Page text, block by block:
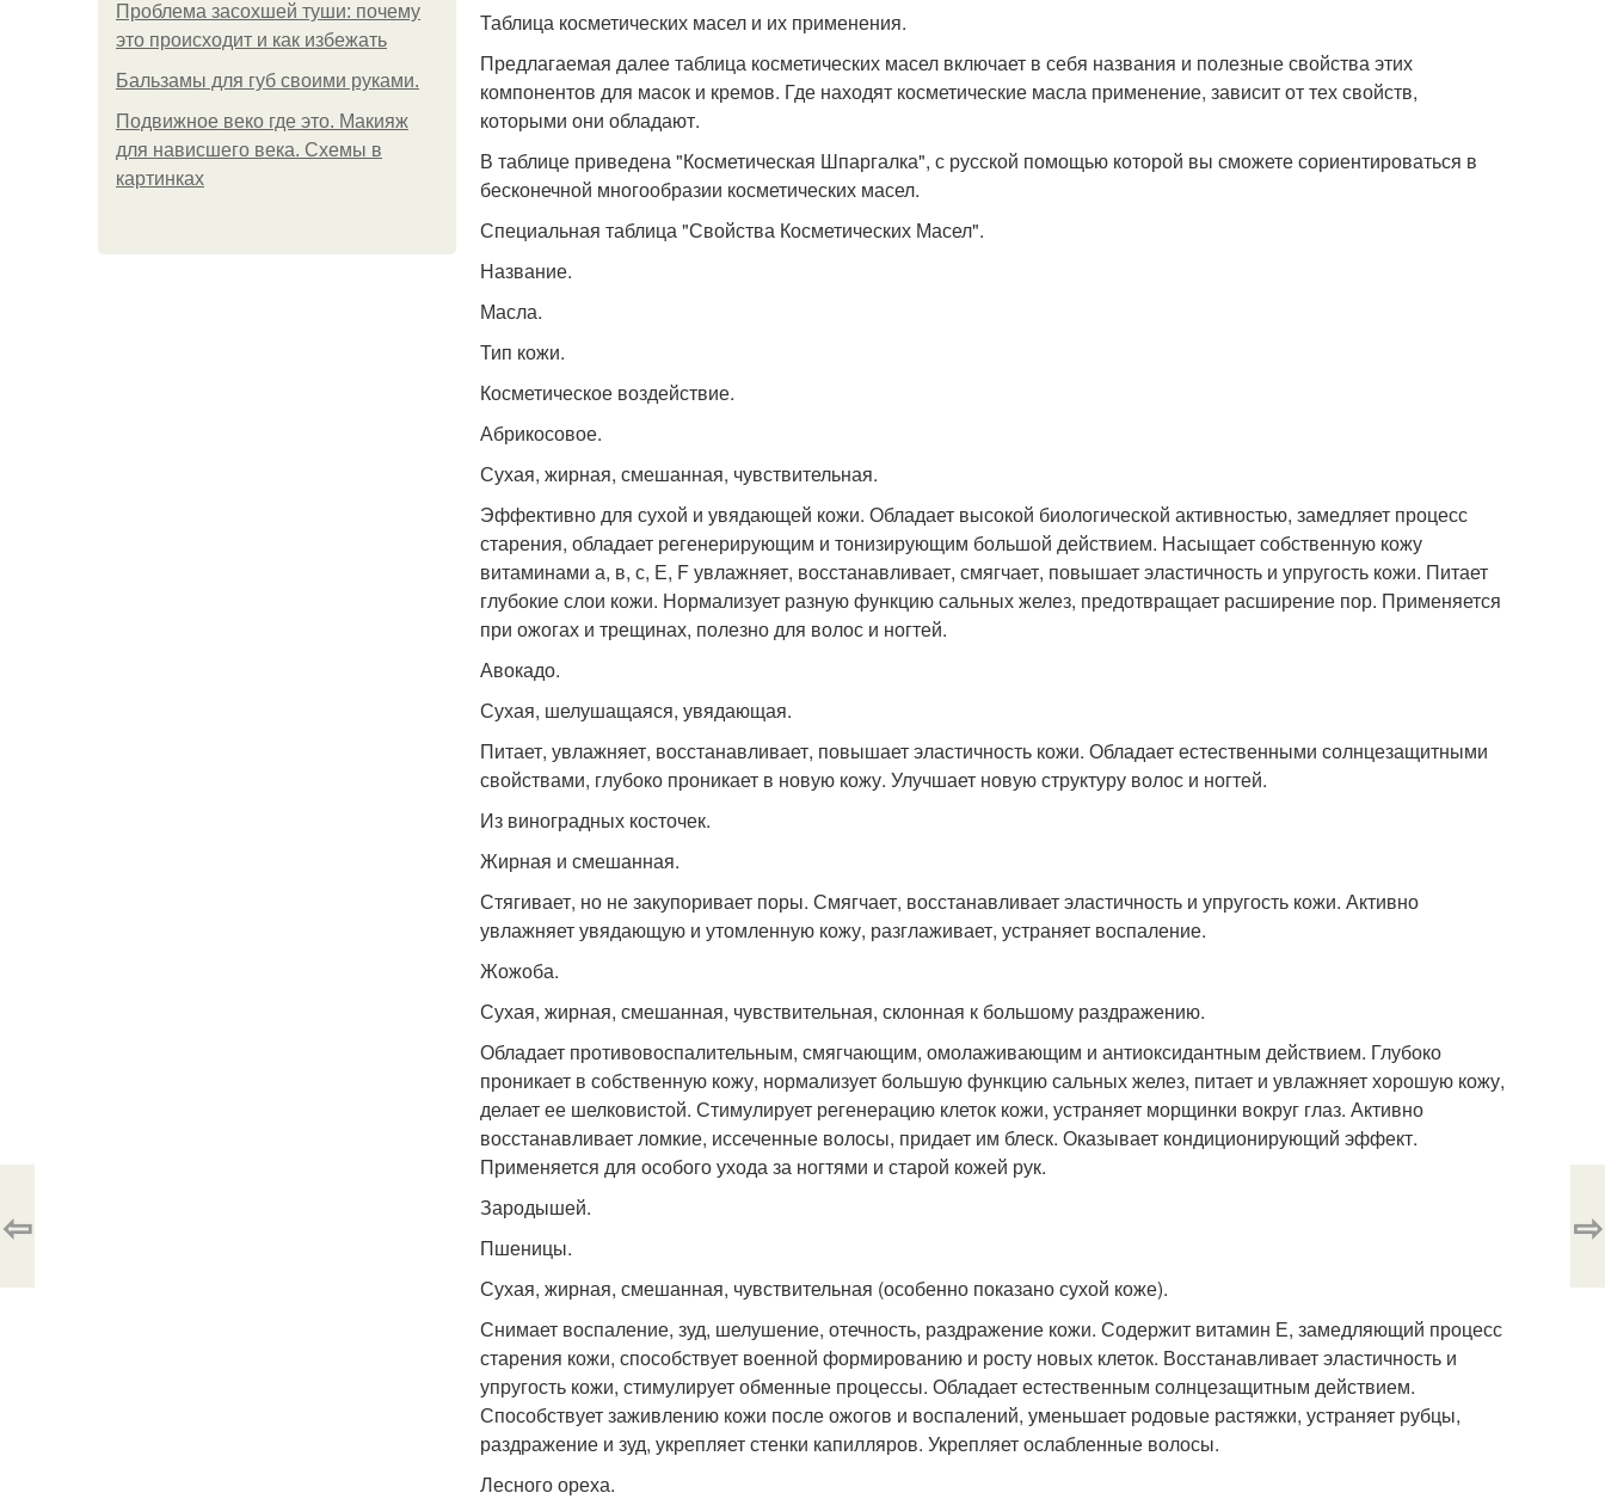
Проблема засохшей туши: почему
это происходит и как избежать
Бальзамы для губ своими руками.
Подвижное веко где это. Макияж
для нависшего века. Схемы в
картинках
Таблица косметических масел и их применения.
Предлагаемая далее таблица косметических масел включает в себя названия и полезные свойства этих
компонентов для масок и кремов. Где находят косметические масла применение, зависит от тех свойств,
которыми они обладают.
В таблице приведена "Косметическая Шпаргалка", с русской помощью которой вы сможете сориентироваться в
бесконечной многообразии косметических масел.
Специальная таблица "Свойства Косметических Масел".
Название.
Масла.
Тип кожи.
Косметическое воздействие.
Абрикосовое.
Сухая, жирная, смешанная, чувствительная.
Эффективно для сухой и увядающей кожи. Обладает высокой биологической активностью, замедляет процесс
старения, обладает регенерирующим и тонизирующим большой действием. Насыщает собственную кожу
витаминами а, в, с, Е, F увлажняет, восстанавливает, смягчает, повышает эластичность и упругость кожи. Питает
глубокие слои кожи. Нормализует разную функцию сальных желез, предотвращает расширение пор. Применяется
при ожогах и трещинах, полезно для волос и ногтей.
Авокадо.
Сухая, шелушащаяся, увядающая.
Питает, увлажняет, восстанавливает, повышает эластичность кожи. Обладает естественными солнцезащитными
свойствами, глубоко проникает в новую кожу. Улучшает новую структуру волос и ногтей.
Из виноградных косточек.
Жирная и смешанная.
Стягивает, но не закупоривает поры. Смягчает, восстанавливает эластичность и упругость кожи. Активно
увлажняет увядающую и утомленную кожу, разглаживает, устраняет воспаление.
Жожоба.
Сухая, жирная, смешанная, чувствительная, склонная к большому раздражению.
Обладает противовоспалительным, смягчающим, омолаживающим и антиоксидантным действием. Глубоко
проникает в собственную кожу, нормализует большую функцию сальных желез, питает и увлажняет хорошую кожу,
делает ее шелковистой. Стимулирует регенерацию клеток кожи, устраняет морщинки вокруг глаз. Активно
восстанавливает ломкие, иссеченные волосы, придает им блеск. Оказывает кондиционирующий эффект.
Применяется для особого ухода за ногтями и старой кожей рук.
Зародышей.
Пшеницы.
Сухая, жирная, смешанная, чувствительная (особенно показано сухой коже).
Снимает воспаление, зуд, шелушение, отечность, раздражение кожи. Содержит витамин Е, замедляющий процесс
старения кожи, способствует военной формированию и росту новых клеток. Восстанавливает эластичность и
упругость кожи, стимулирует обменные процессы. Обладает естественным солнцезащитным действием.
Способствует заживлению кожи после ожогов и воспалений, уменьшает родовые растяжки, устраняет рубцы,
раздражение и зуд, укрепляет стенки капилляров. Укрепляет ослабленные волосы.
Лесного ореха.
⇦ ⇨